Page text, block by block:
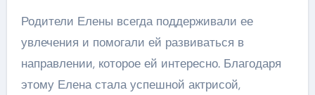
Родители Елены всегда поддерживали ее
увлечения и помогали ей развиваться в
направлении, которое ей интересно. Благодаря
этому Елена стала успешной актрисой,